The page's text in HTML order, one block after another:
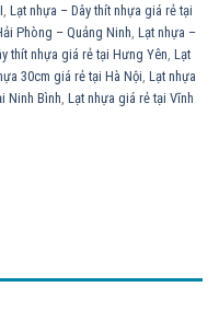
Lạt nhựa – Dây thít nhựa giá rẻ tại
Phòng – Quảng Ninh Lạt nhựa –
thít nhựa giá rẻ tại Hưng Yên Lạt
30cm giá rẻ tại Hà Nội Lạt nhựa
Ninh Bình Lạt nhựa giá rẻ tại Vĩnh